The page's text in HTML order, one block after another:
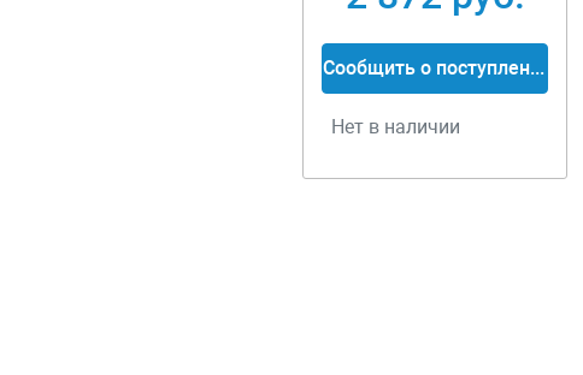
Сообщить о поступлении
Нет в наличии